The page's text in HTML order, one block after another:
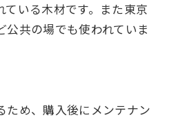
ている木材です。また東京
共の場でも使われていま
ため、購入後にメンテナン